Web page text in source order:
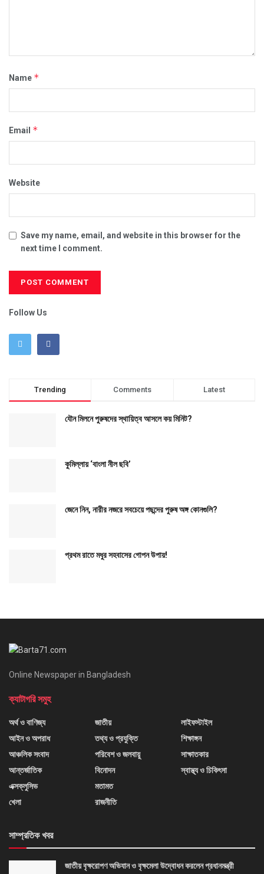
Name *
Email *
Website
Save my name, email, and website in this browser for the
next time I comment.
Follow Us
Trending Comments Latest
যৌন মিলনে পুরুষদের স্থায়িত্ব আসলে কয় মিনিট?
কুমিল্লায় ‘বাংলা নীল ছবি’
জেনে নিন, নারীর নজরে সবচেয়ে পছন্দের পুরুষ অঙ্গ কোনগুলি?
প্রথম রাতে মধুর সহবাসের গোপন উপায়!
Online Newspaper in Bangladesh
ক্যাটাগরি সমুহ
অর্থ ও বাণিজ্য
আইন ও অপরাধ
আঞ্চলিক সংবাদ
আন্তর্জাতিক
এক্সক্লুসিভ
খেলা
জাতীয়
তথ্য ও প্রযুক্তি
পরিবেশ ও জলবায়ু
বিনোদন
মতামত
রাজনীতি
লাইফস্টাইল
শিক্ষাঙ্গন
সাক্ষাতকার
স্বাস্থ্য ও চিকিৎসা
সাম্প্রতিক খবর
জাতীয় বৃক্ষরোপণ অভিযান ও বৃক্ষমেলা উদ্বোধন করলেন প্রধানমন্ত্রী